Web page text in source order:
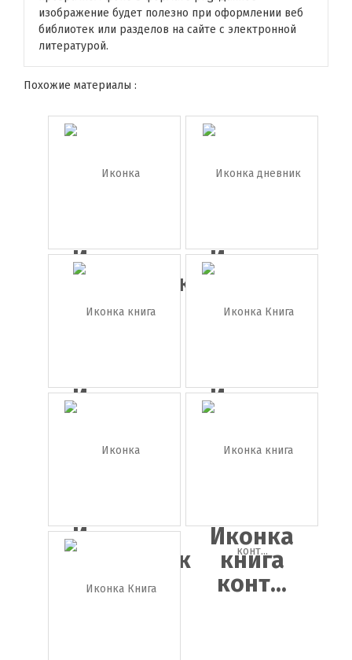
изображение будет полезно при оформлении веб
библиотек или разделов на сайте с электронной
литературой.
Похожие материалы :
Иконка
справочник
Иконка
дневник
Иконка
Иконка
конт...
Иконка
справочник
Иконка
книга
конт...